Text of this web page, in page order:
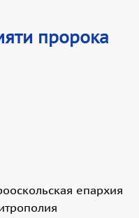
пророка
епархия